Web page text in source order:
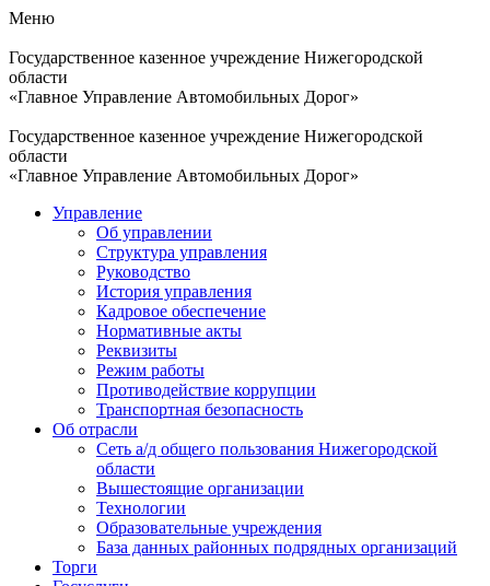
Меню
Государственное казенное учреждение Нижегородской
области
«Главное Управление Автомобильных Дорог»
Государственное казенное учреждение Нижегородской
области
«Главное Управление Автомобильных Дорог»
Управление
Об управлении
Структура управления
Руководство
История управления
Кадровое обеспечение
Нормативные акты
Реквизиты
Режим работы
Противодействие коррупции
Транспортная безопасность
Об отрасли
Сеть а/д общего пользования Нижегородской
области
Вышестоящие организации
Технологии
Образовательные учреждения
База данных районных подрядных организаций
Торги